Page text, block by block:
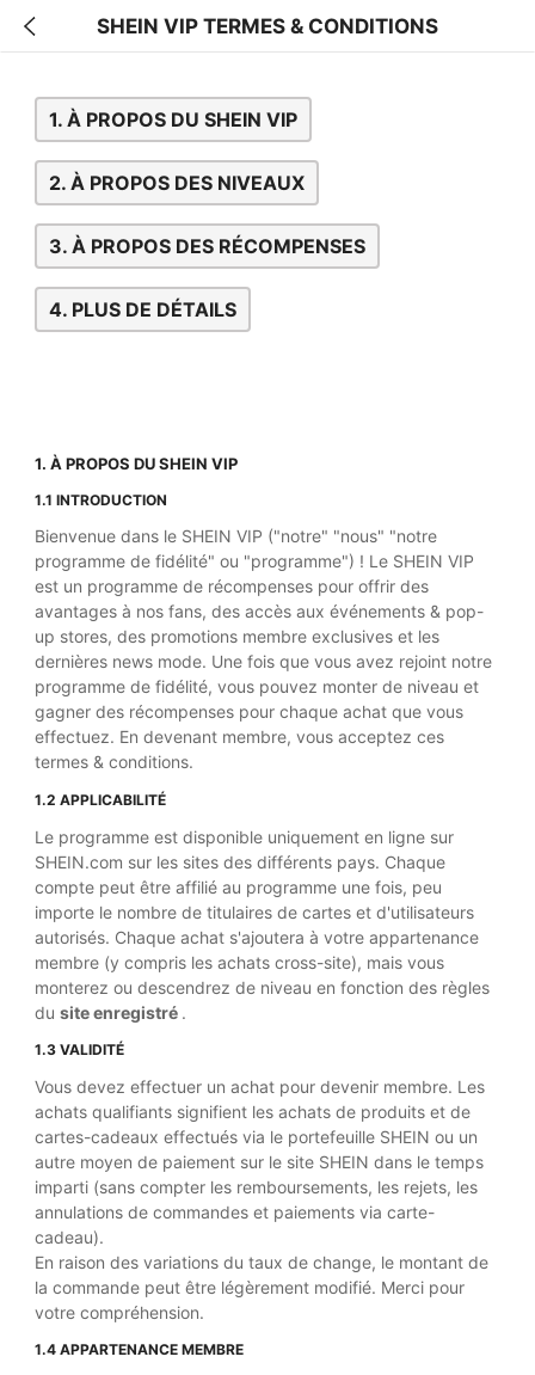
SHEIN VIP TERMES & CONDITIONS
1. À PROPOS DU SHEIN VIP
2. À PROPOS DES NIVEAUX
3. À PROPOS DES RÉCOMPENSES
4. PLUS DE DÉTAILS
1. À PROPOS DU SHEIN VIP
1.1 INTRODUCTION
Bienvenue dans le SHEIN VIP ("notre" "nous" "notre
programme de fidélité" ou "programme") ! Le SHEIN VIP
est un programme de récompenses pour offrir des
avantages à nos fans, des accès aux événements & pop-
up stores, des promotions membre exclusives et les
dernières news mode. Une fois que vous avez rejoint notre
programme de fidélité, vous pouvez monter de niveau et
gagner des récompenses pour chaque achat que vous
effectuez. En devenant membre, vous acceptez ces
termes & conditions.
1.2 APPLICABILITÉ
Le programme est disponible uniquement en ligne sur
SHEIN.com sur les sites des différents pays. Chaque
compte peut être affilié au programme une fois, peu
importe le nombre de titulaires de cartes et d'utilisateurs
autorisés. Chaque achat s'ajoutera à votre appartenance
membre (y compris les achats cross-site), mais vous
monterez ou descendrez de niveau en fonction des règles
du site enregistré .
1.3 VALIDITÉ
Vous devez effectuer un achat pour devenir membre. Les
achats qualifiants signifient les achats de produits et de
cartes-cadeaux effectués via le portefeuille SHEIN ou un
autre moyen de paiement sur le site SHEIN dans le temps
imparti (sans compter les remboursements, les rejets, les
annulations de commandes et paiements via carte-
cadeau).
En raison des variations du taux de change, le montant de
la commande peut être légèrement modifié. Merci pour
votre compréhension.
1.4 APPARTENANCE MEMBRE